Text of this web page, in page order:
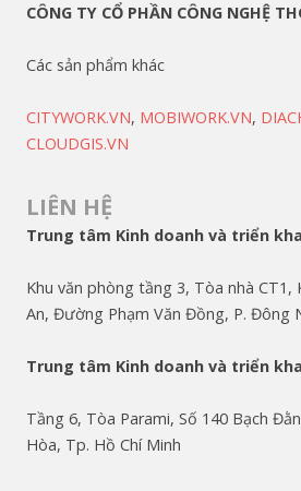
CÔNG TY CỔ PHẦN CÔNG NGHỆ
Các sản phẩm khác
CITYWORK.VN, MOBIWORK.VN,
CLOUDGIS.VN
LIÊN HỆ
Trung tâm Kinh doanh và triển
Khu văn phòng tầng 3, Tòa nhà CT1,
An, Đường Phạm Văn Đồng, P. Đông
Trung tâm Kinh doanh và triển
Tầng 6, Tòa Parami, Số 140 Bạch
Hòa, Tp. Hồ Chí Minh